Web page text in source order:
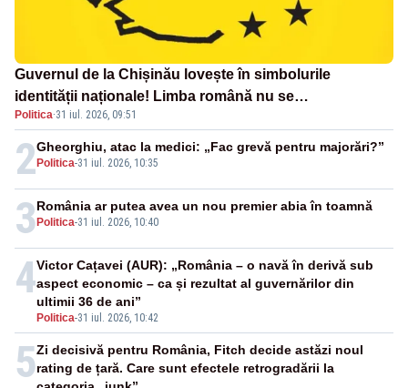
Guvernul de la Chișinău lovește în simbolurile
identității naționale! Limba română nu se
economisește! Limba română se sărbătorește!
Politica·31 iul. 2026, 09:51
2 Politica-31 iul. 2026, 10:35
Gheorghiu, atac la medici: „Fac grevă pentru majorări?”
3 Politica-31 iul. 2026, 10:40
România ar putea avea un nou premier abia în toamnă
4
Politica-31 iul. 2026, 10:42
Victor Cațavei (AUR): „România – o navă în derivă sub
aspect economic – ca și rezultat al guvernărilor din
ultimii 36 de ani”
5Zi decisivă pentru România, Fitch decide astăzi noul
rating de țară. Care sunt efectele retrogradării la